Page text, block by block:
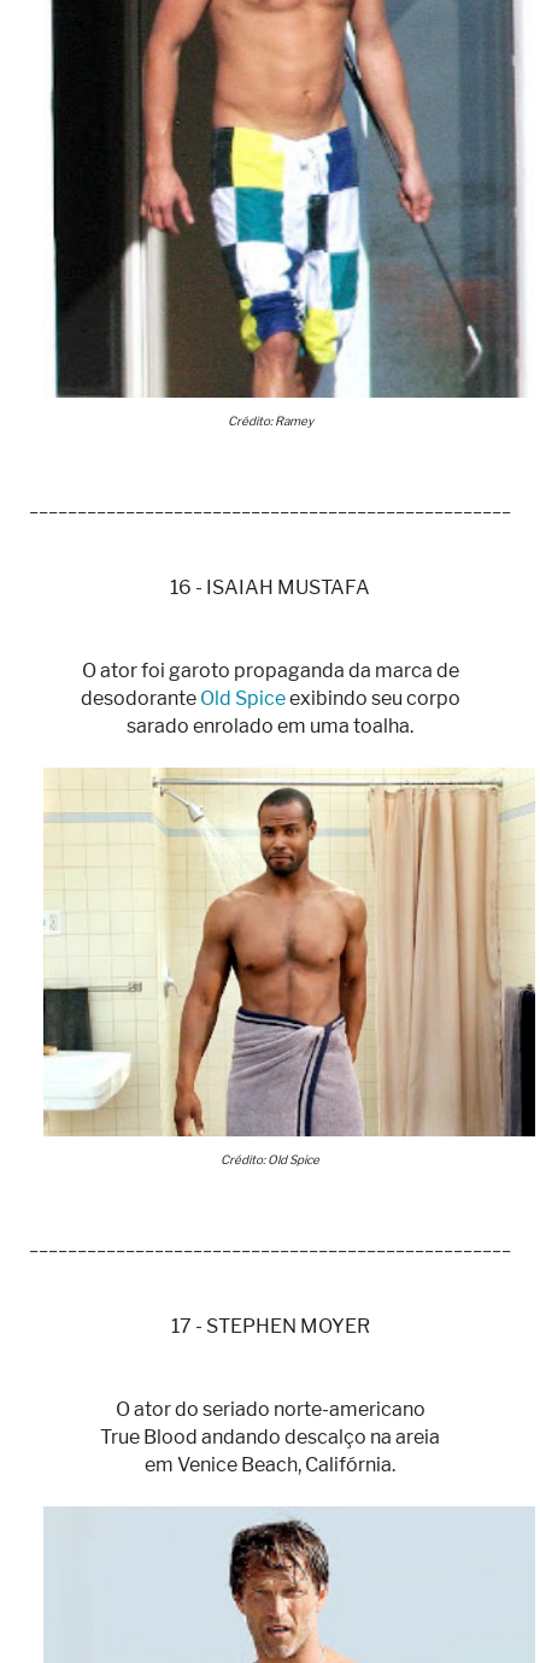
Crédito: Ramey
16 - ISAIAH MUSTAFA
O ator foi garoto propaganda da marca de
desodorante Old Spiceexibindo seu corpo
sarado enrolado em uma toalha.
Crédito: Old Spice
17 - STEPHEN MOYER
O ator do seriado norte-americano
True Blood andando descalço na areia
em Venice Beach, Califórnia.